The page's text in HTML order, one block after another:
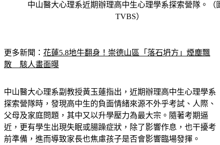
中山醫大心理系近期辦理高中生心理學系探索營隊。（
TVBS）
更多新聞： 花蓮5.8地牛翻身！崇德山區「落石坍方」煙塵飄
散　駭人畫面曝
中山醫大心理系副教授黃玉蓮指出，近期辦理高中生心理學系
探索營隊時，發現高中生的負面情緒來源不外乎考試、人際、
父母及家庭問題，其中又以升學壓力為最大宗。隨著考期逼
近，更有學生出現失眠或腸躁症狀，除了影響作息，也干擾考
前準備，進而導致家長也焦慮孩子是否會影響臨場發揮。